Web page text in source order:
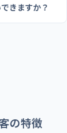
きますか？
の特徴